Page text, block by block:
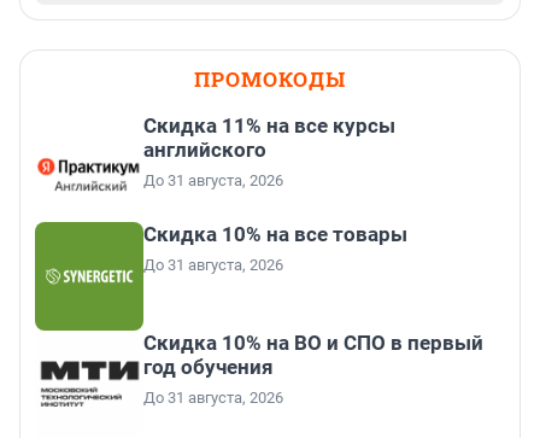
ПРОМОКОДЫ
Скидка 11% на все курсы
английского
До 31 августа, 2026
Скидка 10% на все товары
До 31 августа, 2026
Скидка 10% на ВО и СПО в первый
год обучения
До 31 августа, 2026